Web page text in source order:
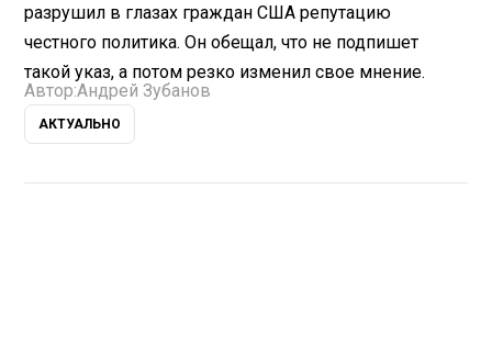
разрушил в глазах граждан США репутацию
честного политика. Он обещал, что не подпишет
такой указ, а потом резко изменил свое мнение.
Автор:Андрей Зубанов
АКТУАЛЬНО